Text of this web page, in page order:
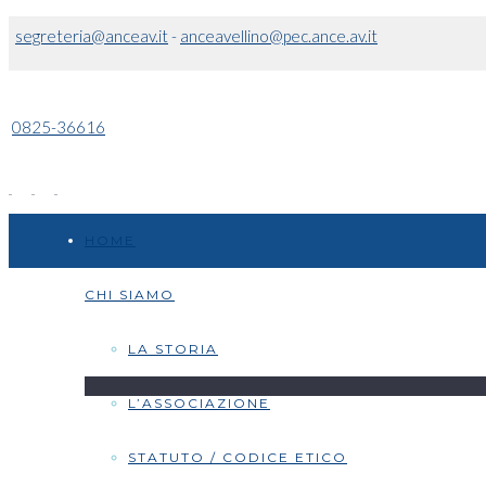
segreteria@anceav.it- anceavellino@pec.ance.av.it
0825-36616
CHI SIAMO
LA STORIA
L’ASSOCIAZIONE
STATUTO / CODICE ETICO